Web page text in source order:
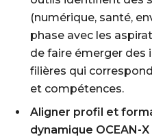
(numérique, santé,
phase avec les
de faire émerger des
filières qui
et compétences.
Aligner profil et
dynamique OCEAN-X